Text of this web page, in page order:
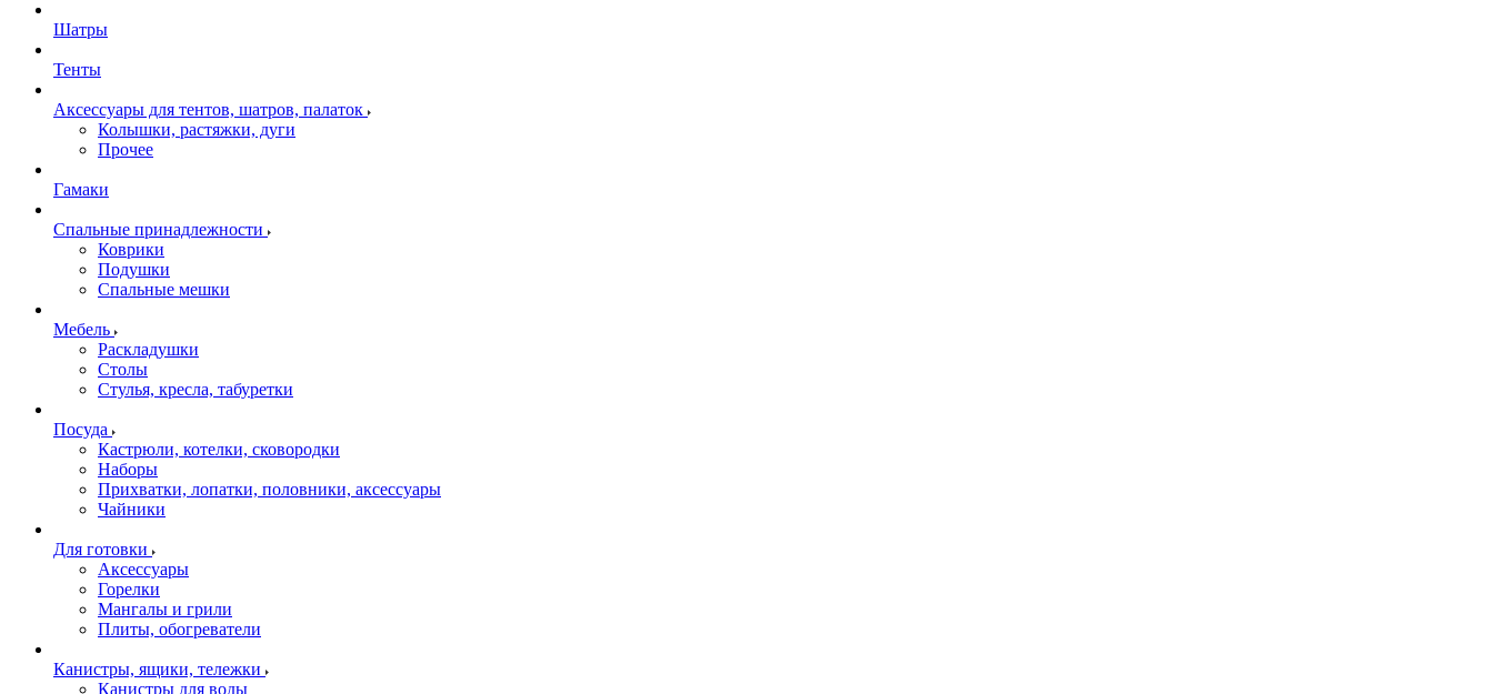
Шатры
Тенты
Аксессуары для тентов, шатров, палаток
Колышки, растяжки, дуги
Прочее
Гамаки
Спальные принадлежности
Коврики
Подушки
Спальные мешки
Мебель
Раскладушки
Столы
Стулья, кресла, табуретки
Посуда
Кастрюли, котелки, сковородки
Наборы
Прихватки, лопатки, половники, аксессуары
Чайники
Для готовки
Аксессуары
Горелки
Мангалы и грили
Плиты, обогреватели
Канистры, ящики, тележки
Канистры для воды